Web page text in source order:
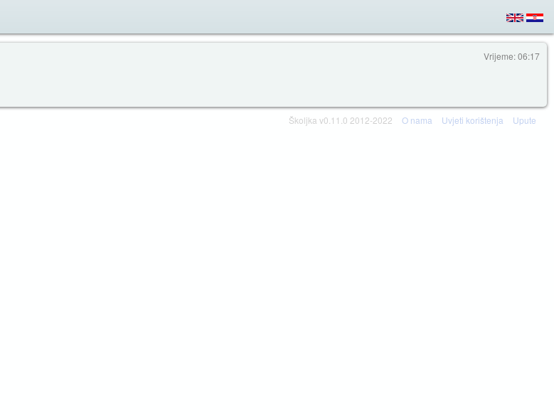
Vrijeme: 06:17
Školjka v0.11.0 2012-2022 O nama Uvjeti korištenja Upute